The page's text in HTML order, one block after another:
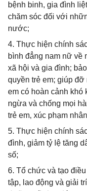
bệnh binh, gia đình
chăm sóc đối với
nước;
4. Thực hiện chính
bình đẳng nam nữ về
xã hội và gia đình;
quyền trẻ em; giúp
em có hoàn cảnh khó
ngừa và chống mọi
trẻ em, xúc phạm
5. Thực hiện chính
đình, giảm tỷ lệ tăng
số;
6. Tổ chức và tạo
tập, lao động và giải